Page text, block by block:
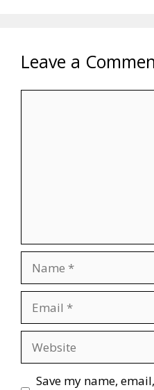
Leave a
Name
Email
Website
Save my name,